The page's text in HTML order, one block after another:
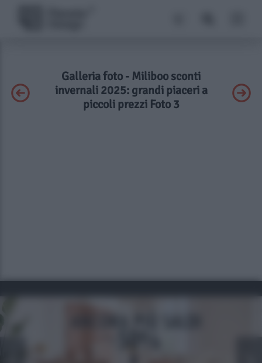
Galleria foto - Miliboo sconti
invernali 2025: grandi piaceri a
piccoli prezzi Foto 3